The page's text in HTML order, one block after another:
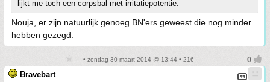
lijkt me toch een corpsbal met irritatiepotentie.
Nouja, er zijn natuurlijk genoeg BN'ers geweest die nog minder
hebben gezegd.
• zondag 30 maart 2014 @ 13:44 • 216
Bravebart